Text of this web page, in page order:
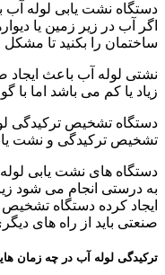
دستگاه نشت یابی لوله آب
اگر آب در زیر زمین یا
ساختمان را بکنید تا مشکل
نشتی لوله آب باعث
زیاد یا کم می باشد اما
دستگاه تشخیص ترکیدگی
تشخیص ترکیدگی و نشت
ایجاد کرده دستگاه
صنعتی باید از راه های
ترکیدگی لوله آب در چه زمان